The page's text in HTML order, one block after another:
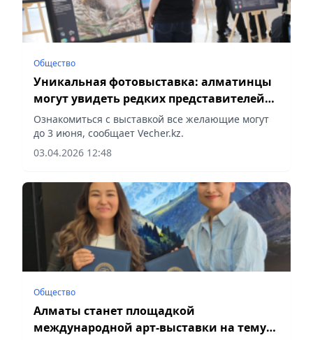
Общество
Уникальная фотовыставка: алматинцы
могут увидеть редких представителей
животного мира Казахстана
Ознакомиться с выставкой все желающие могут
до 3 июня, сообщает Vecher.kz.
03.04.2026 12:48
Общество
Алматы станет площадкой
международной арт-выставки на тему